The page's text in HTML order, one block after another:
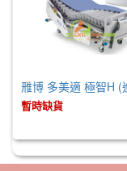
暫時缺貨